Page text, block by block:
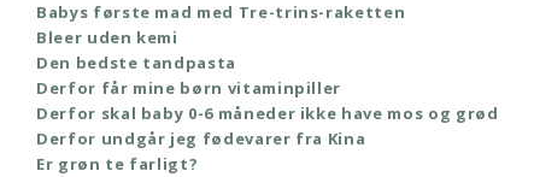
Babys første mad med Tre-trins-raketten
Bleer uden kemi
Den bedste tandpasta
Derfor får mine børn vitaminpiller
Derfor skal baby 0-6 måneder ikke have mos og grød
Derfor undgår jeg fødevarer fra Kina
Er grøn te farligt?